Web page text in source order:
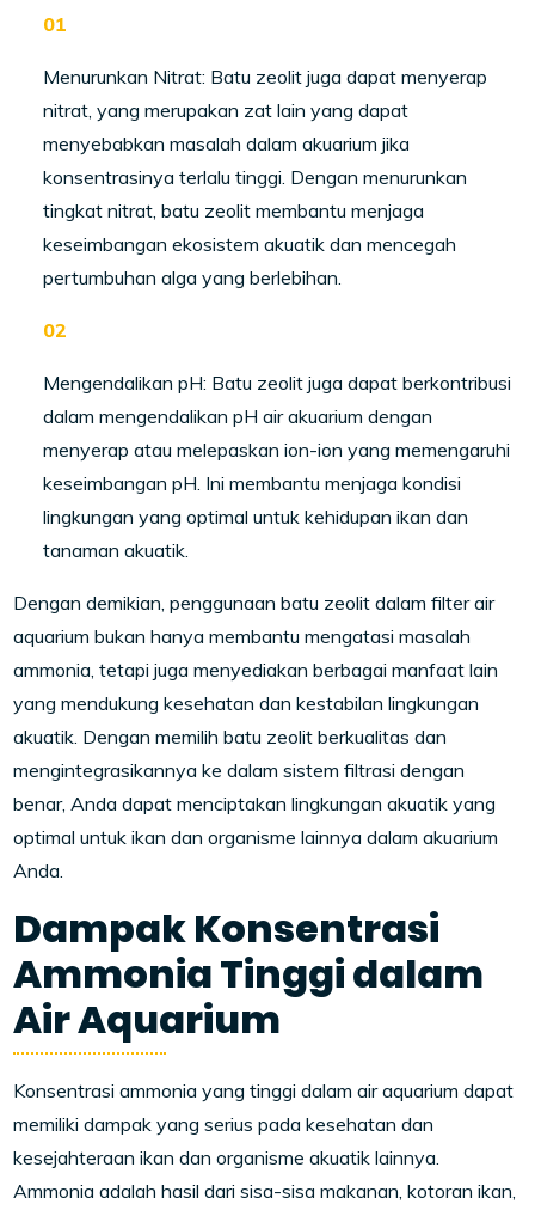
Menurunkan Nitrat: Batu zeolit juga dapat menyerap
nitrat, yang merupakan zat lain yang dapat
menyebabkan masalah dalam akuarium jika
konsentrasinya terlalu tinggi. Dengan menurunkan
tingkat nitrat, batu zeolit membantu menjaga
keseimbangan ekosistem akuatik dan mencegah
pertumbuhan alga yang berlebihan.
Mengendalikan pH: Batu zeolit juga dapat berkontribusi
dalam mengendalikan pH air akuarium dengan
menyerap atau melepaskan ion-ion yang memengaruhi
keseimbangan pH. Ini membantu menjaga kondisi
lingkungan yang optimal untuk kehidupan ikan dan
tanaman akuatik.
Dengan demikian, penggunaan batu zeolit dalam filter air
aquarium bukan hanya membantu mengatasi masalah
ammonia, tetapi juga menyediakan berbagai manfaat lain
yang mendukung kesehatan dan kestabilan lingkungan
akuatik. Dengan memilih batu zeolit berkualitas dan
mengintegrasikannya ke dalam sistem filtrasi dengan
benar, Anda dapat menciptakan lingkungan akuatik yang
optimal untuk ikan dan organisme lainnya dalam akuarium
Anda.
Dampak Konsentrasi
Ammonia Tinggi dalam
Air Aquarium
Konsentrasi ammonia yang tinggi dalam air aquarium dapat
memiliki dampak yang serius pada kesehatan dan
kesejahteraan ikan dan organisme akuatik lainnya.
Ammonia adalah hasil dari sisa-sisa makanan, kotoran ikan,